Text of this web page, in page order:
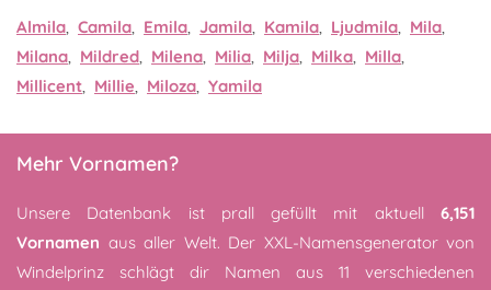
Almila, Camila, Emila, Jamila, Kamila, Ljudmila, Mila,
Milana, Mildred, Milena, Milia, Milja, Milka, Milla,
Millicent, Millie, Miloza, Yamila
Mehr Vornamen?
Unsere Datenbank ist prall gefüllt mit aktuell 6,151
Vornamen aus aller Welt. Der XXL-Namensgenerator von
Windelprinz schlägt dir Namen aus 11 verschiedenen